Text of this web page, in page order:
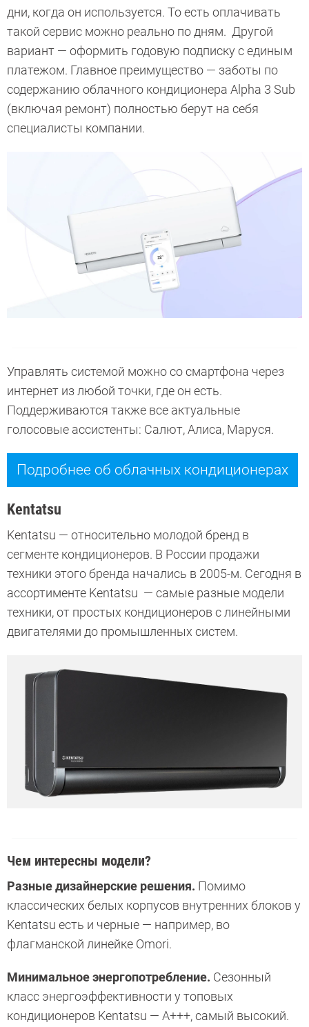
дни, когда он используется. То есть оплачивать
такой сервис можно реально по дням. Другой
вариант — оформить годовую подписку с единым
платежом. Главное преимущество — заботы по
содержанию облачного кондиционера Alpha 3 Sub
(включая ремонт) полностью берут на себя
специалисты компании.
Управлять системой можно со смартфона через
интернет из любой точки, где он есть.
Поддерживаются также все актуальные
голосовые ассистенты: Салют, Алиса, Маруся.
Подробнее об облачных кондиционерах
Kentatsu
Kentatsu — относительно молодой бренд в
сегменте кондиционеров. В России продажи
техники этого бренда начались в 2005-м. Сегодня в
ассортименте Kentatsu — самые разные модели
техники, от простых кондиционеров с линейными
двигателями до промышленных систем.
Чем интересны модели?
Разные дизайнерские решения. Помимо
классических белых корпусов внутренних блоков у
Kentatsu есть и черные — например, во
флагманской линейке Omori.
Минимальное энергопотребление. Сезонный
класс энергоэффективности у топовых
кондиционеров Kentatsu — А+++, самый высокий.